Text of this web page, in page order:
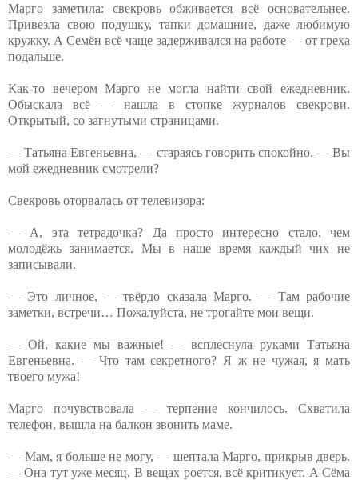
Марго заметила: свекровь обживается всё основательнее.
Привезла свою подушку, тапки домашние, даже любимую
кружку. А Семён всё чаще задерживался на работе — от греха
подальше.
Как-то вечером Марго не могла найти свой ежедневник.
Обыскала всё — нашла в стопке журналов свекрови.
Открытый, со загнутыми страницами.
— Татьяна Евгеньевна, — стараясь говорить спокойно. — Вы
мой ежедневник смотрели?
Свекровь оторвалась от телевизора:
— А, эта тетрадочка? Да просто интересно стало, чем
молодёжь занимается. Мы в наше время каждый чих не
записывали.
— Это личное, — твёрдо сказала Марго. — Там рабочие
заметки, встречи… Пожалуйста, не трогайте мои вещи.
— Ой, какие мы важные! — всплеснула руками Татьяна
Евгеньевна. — Что там секретного? Я ж не чужая, я мать
твоего мужа!
Марго почувствовала — терпение кончилось. Схватила
телефон, вышла на балкон звонить маме.
— Мам, я больше не могу, — шептала Марго, прикрыв дверь.
— Она тут уже месяц. В вещах роется, всё критикует. А Сёма